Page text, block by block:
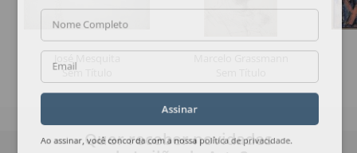
Sem Título
Nome Completo
Email
Assinar
Ao assinar, você concorda com a nossa política de privacidade
Quer receber novidades